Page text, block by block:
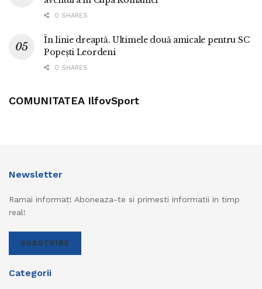
0 SHARES
În linie dreaptă. Ultimele două amicale pentru SC
Popești Leordeni
0 SHARES
COMUNITATEA IlfovSport
Newsletter
Ramai informat! Aboneaza-te si primesti informatii in timp
real!
SUBSCRIBE
Categorii